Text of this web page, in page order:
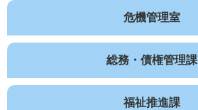
危機管理室
総務・債権管理課
福祉推進課